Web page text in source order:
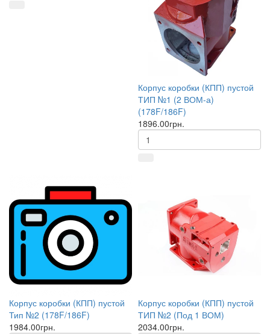
Корпус коробки (КПП) пустой
ТИП №1 (2 ВОМ-а)
(178F/186F)
1896.00грн.
Корпус коробки (КПП) пустой
Тип №2 (178F/186F)
1984.00грн.
Корпус коробки (КПП) пустой
ТИП №2 (Под 1 ВОМ)
2034.00грн.